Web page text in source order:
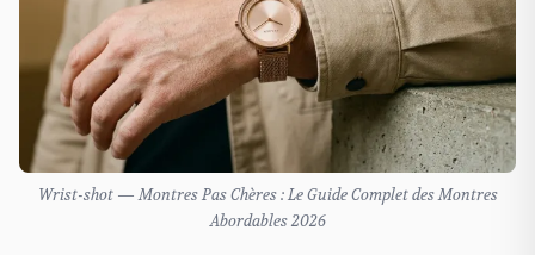
Wrist-shot — Montres Pas Chères : Le Guide Complet des Montres
Abordables 2026